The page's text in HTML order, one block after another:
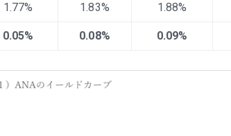
1.77% 1.83% 1.88%
0.05% 0.08% 0.09%